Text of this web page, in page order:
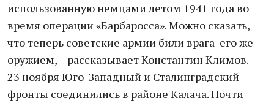
использованную немцами летом 1941 года во
время операции «Барбаросса». Можно сказать,
что теперь советские армии били врага его же
оружием, – рассказывает Константин Климов. –
23 ноября Юго-Западный и Сталинградский
фронты соединились в районе Калача. Почти